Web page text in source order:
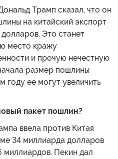
Трамп сказал, что он
на китайский экспорт
Это станет
место кражу
и прочую нечестную
размер пошлины
году ее могут увеличить
пакет пошлин?
ввела против Китая
34 миллиарда долларов
миллиардов. Пекин дал